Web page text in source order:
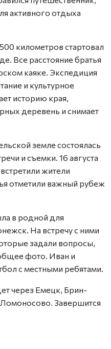
активного отдыха
километров стартовал
Все расстояние братья
каяке. Экспедиция
и культурное
историю края,
деревень и снимает
земле состоялась
и съемки. 16 августа
жители
отметили важный рубеж
в родной для
На встречу с ними
задали вопросы,
фото. Иван и
с местными ребятами.
через Емецк, Брин-
Завершится